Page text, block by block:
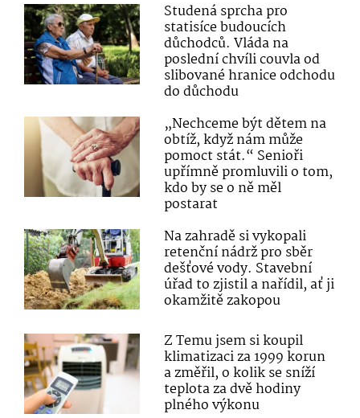
Studená sprcha pro
statisíce budoucích
důchodců. Vláda na
poslední chvíli couvla od
slibované hranice odchodu
do důchodu
„Nechceme být dětem na
obtíž, když nám může
pomoct stát.“ Senioři
upřímně promluvili o tom,
kdo by se o ně měl
postarat
Na zahradě si vykopali
retenční nádrž pro sběr
dešťové vody. Stavební
úřad to zjistil a nařídil, ať ji
okamžitě zakopou
Z Temu jsem si koupil
klimatizaci za 1999 korun
a změřil, o kolik se sníží
teplota za dvě hodiny
plného výkonu